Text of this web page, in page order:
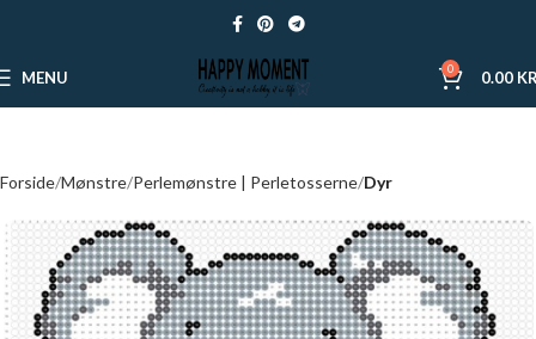
MENU 0 0.00
Forside Mønstre Perlemønstre | Perletosserne Dyr